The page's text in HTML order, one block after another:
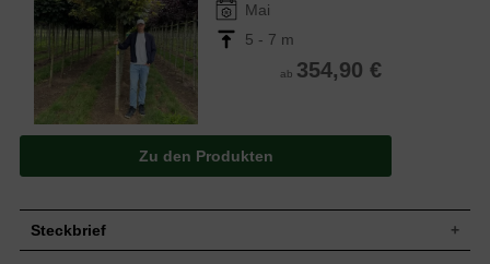
Mai
5 - 7 m
ab 354,90 €
Zu den Produkten
Steckbrief